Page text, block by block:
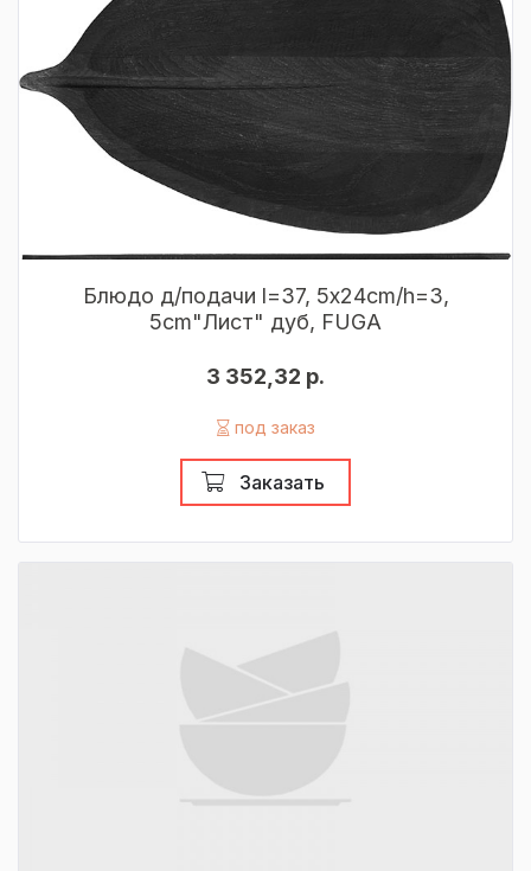
Блюдо д/подачи l=37, 5х24cm/h=3,
5cm"Лист" дуб, FUGA
3 352,32 р.
под заказ
Заказать